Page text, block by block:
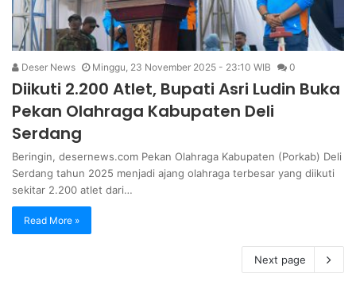
Deser News Minggu, 23 November 2025 - 23:10 WIB 0
Diikuti 2.200 Atlet, Bupati Asri Ludin Buka
Pekan Olahraga Kabupaten Deli
Serdang
Beringin, desernews.com Pekan Olahraga Kabupaten (Porkab) Deli
Serdang tahun 2025 menjadi ajang olahraga terbesar yang diikuti
sekitar 2.200 atlet dari…
Read More »
Next page